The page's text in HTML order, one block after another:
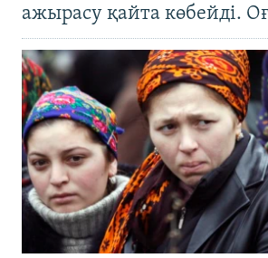
ажырасу қайта көбейді.